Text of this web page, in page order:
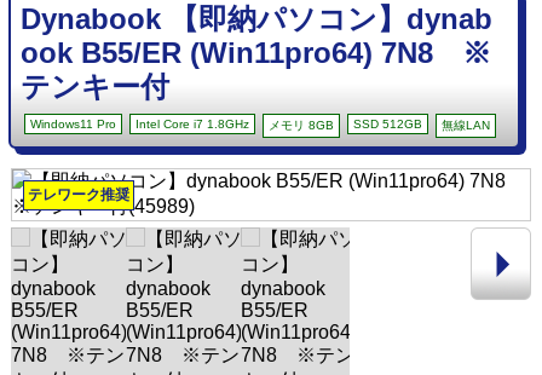
Dynabook 【即納パソコン】dynab
ook B55/ER (Win11pro64) 7N8 ※
テンキー付
Windows11 Pro Intel Core i7 1.8GHz メモリ 8GB SSD 512GB 無線LAN
テレワーク推奨